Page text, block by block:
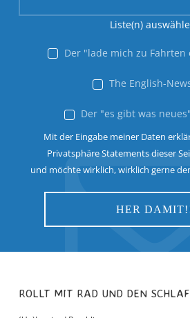
Liste(n)
Der "lade mich zu
The English-
Der "es gibt was
Mit der Eingabe meiner Daten
Privatsphäre Statements dieser
und möchte wirklich, wirklich gerne
ROLLT MIT RAD UND DEN